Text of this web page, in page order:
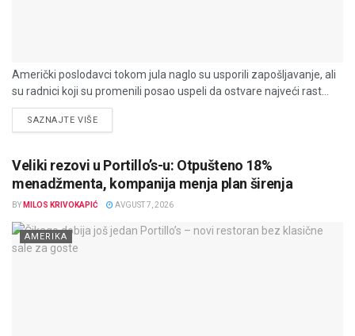
Američki poslodavci tokom jula naglo su usporili zapošljavanje, ali
su radnici koji su promenili posao uspeli da ostvare najveći rast...
SAZNAJTE VIŠEDETAILS
Veliki rezovi u Portillo’s-u: Otpušteno 18%
menadžmenta, kompanija menja plan širenja
BY MILOS KRIVOKAPIĆ AVGUST 7, 2026
AMERIKA